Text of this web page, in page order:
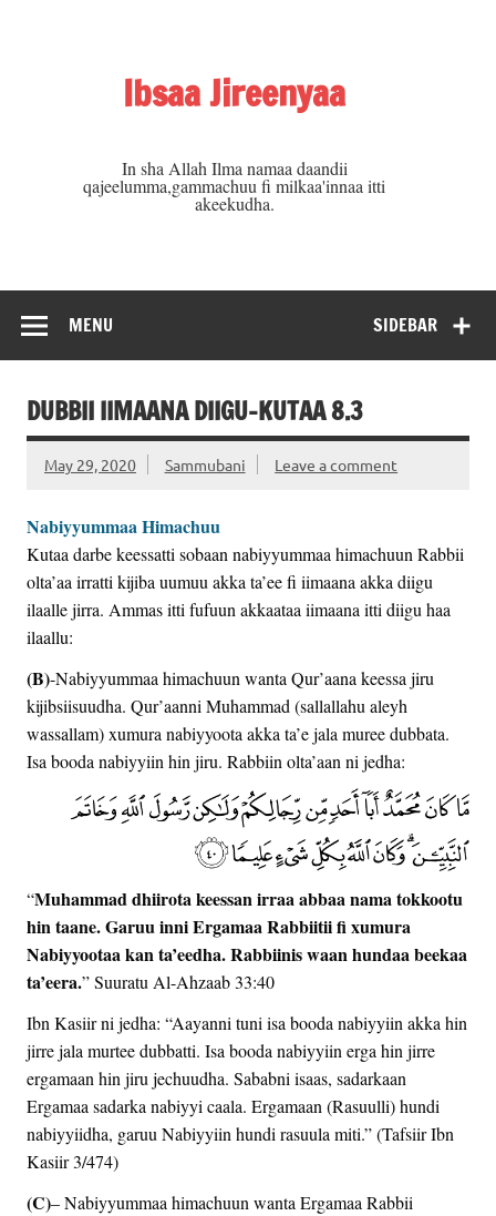
Ibsaa Jireenyaa
In sha Allah Ilma namaa daandii
qajeelumma,gammachuu fi milkaa'innaa itti
akeekudha.
SIDEBAR
MENU
DUBBII IIMAANA DIIGU-KUTAA 8.3
May 29, 2020 Sammubani Leave a comment
Nabiyyummaa Himachuu
Kutaa darbe keessatti sobaan nabiyyummaa himachuun Rabbii
olta’aa irratti kijiba uumuu akka ta’ee fi iimaana akka diigu
ilaalle jirra. Ammas itti fufuun akkaataa iimaana itti diigu haa
ilaallu:
(B)-Nabiyyummaa himachuun wanta Qur’aana keessa jiru
kijibsiisuudha. Qur’aanni Muhammad (sallallahu aleyh
wassallam) xumura nabiyyoota akka ta’e jala muree dubbata.
Isa booda nabiyyiin hin jiru. Rabbiin olta’aan ni jedha:
“Muhammad dhiirota keessan irraa abbaa nama tokkootu
hin taane. Garuu inni Ergamaa Rabbiitii fi xumura
Nabiyyootaa kan ta’eedha. Rabbiinis waan hundaa beekaa
ta’eera.” Suuratu Al-Ahzaab 33:40
Ibn Kasiir ni jedha: “Aayanni tuni isa booda nabiyyiin akka hin
jirre jala murtee dubbatti. Isa booda nabiyyiin erga hin jirre
ergamaan hin jiru jechuudha. Sababni isaas, sadarkaan
Ergamaa sadarka nabiyyi caala. Ergamaan (Rasuulli) hundi
nabiyyiidha, garuu Nabiyyiin hundi rasuula miti.” (Tafsiir Ibn
Kasiir 3/474)
(C)– Nabiyyummaa himachuun wanta Ergamaa Rabbii